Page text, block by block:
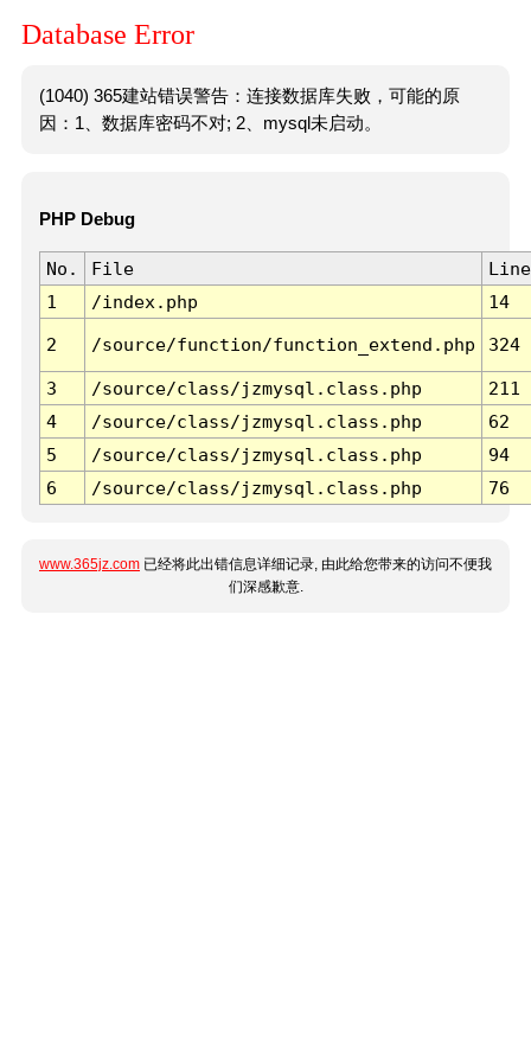
Database Error
(1040) 365建站错误警告：连接数据库失败，可能的原
因：1、数据库密码不对; 2、mysql未启动。
PHP Debug
No. File
Line
1
/index.php 14
2 /source/function/function_extend.php 324
3 /source/class/jzmysql.class.php
211
4
/source/class/jzmysql.class.php
62
5
/source/class/jzmysql.class.php
94
6
/source/class/jzmysql.class.php 76
www.365jz.com 已经将此出错信息详细记录, 由此给您带来的访问不便我
们深感歉意.